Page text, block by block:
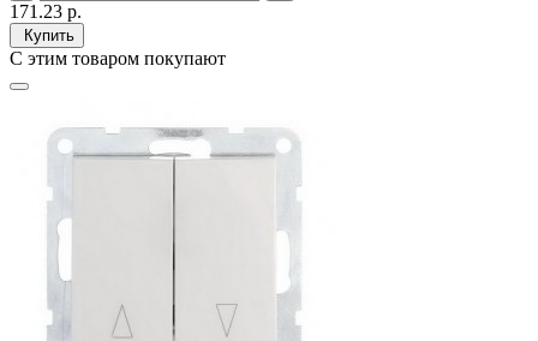
171.23 р.
Купить
С этим товаром покупают